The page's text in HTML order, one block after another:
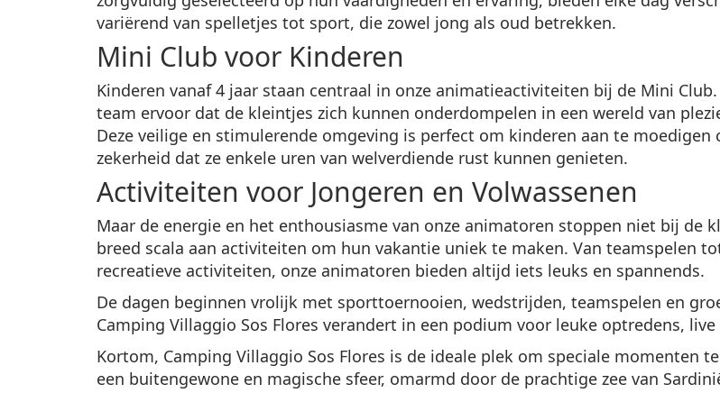
variërend van spelletjes tot sport, die zowel jong als oud betrekken.
Mini Club voor Kinderen
Kinderen vanaf 4 jaar staan centraal in onze animatieactiviteiten bij de Mini
team ervoor dat de kleintjes zich kunnen onderdompelen in een wereld van
Deze veilige en stimulerende omgeving is perfect om kinderen aan te
zekerheid dat ze enkele uren van welverdiende rust kunnen genieten.
Activiteiten voor Jongeren en Volwassenen
Maar de energie en het enthousiasme van onze animatoren stoppen niet bij de
breed scala aan activiteiten om hun vakantie uniek te maken. Van teamspelen
recreatieve activiteiten, onze animatoren bieden altijd iets leuks en spannends.
De dagen beginnen vrolijk met sporttoernooien, wedstrijden, teamspelen en
Camping Villaggio Sos Flores verandert in een podium voor leuke optredens,
Kortom, Camping Villaggio Sos Flores is de ideale plek om speciale momenten
een buitengewone en magische sfeer, omarmd door de prachtige zee van